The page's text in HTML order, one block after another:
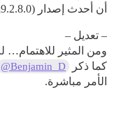
أن أحدث إصدار (2.8.0.beta9) قد أصلح هذا.
– تعديل –
كما ذكر
@Benjamin_D
الأمر مباشرة.